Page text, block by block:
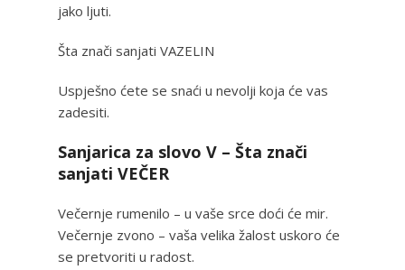
jako ljuti.
Šta znači sanjati VAZELIN
Uspješno ćete se snaći u nevolji koja će vas
zadesiti.
Sanjarica za slovo V – Šta znači
sanjati VEČER
Večernje rumenilo – u vaše srce doći će mir.
Večernje zvono – vaša velika žalost uskoro će
se pretvoriti u radost.